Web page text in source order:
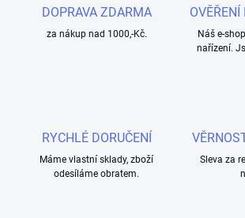
DOPRAVA ZDARMA
za nákup nad 1000,-Kč.
OVĚŘENÍ
Náš e-
nařízení.
RYCHLÉ DORUČENÍ
Máme vlastní sklady, zboží
odesíláme obratem.
Sleva za